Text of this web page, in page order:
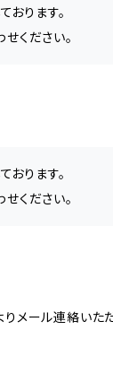
おります。
ください。
おります。
ください。
メール連絡いた